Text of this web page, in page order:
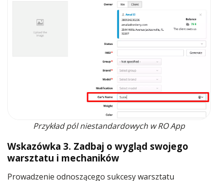
Przykład pól niestandardowych w RO App
Wskazówka 3. Zadbaj o wygląd swojego
warsztatu i mechaników
Prowadzenie odnoszącego sukcesy warsztatu